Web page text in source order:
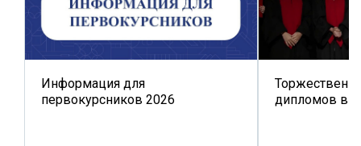
Информация для
первокурсников 2026
дипломов